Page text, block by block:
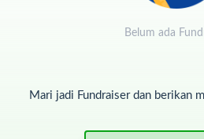
luka berat 10 orang, dan luka
Belum ada
Mari jadi Fundraiser dan berikan